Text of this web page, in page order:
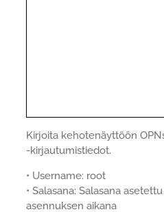
Kirjoita kehotenäyttöön
-kirjautumistiedot.
• Username: root
• Salasana: Salasana
asennuksen aikana